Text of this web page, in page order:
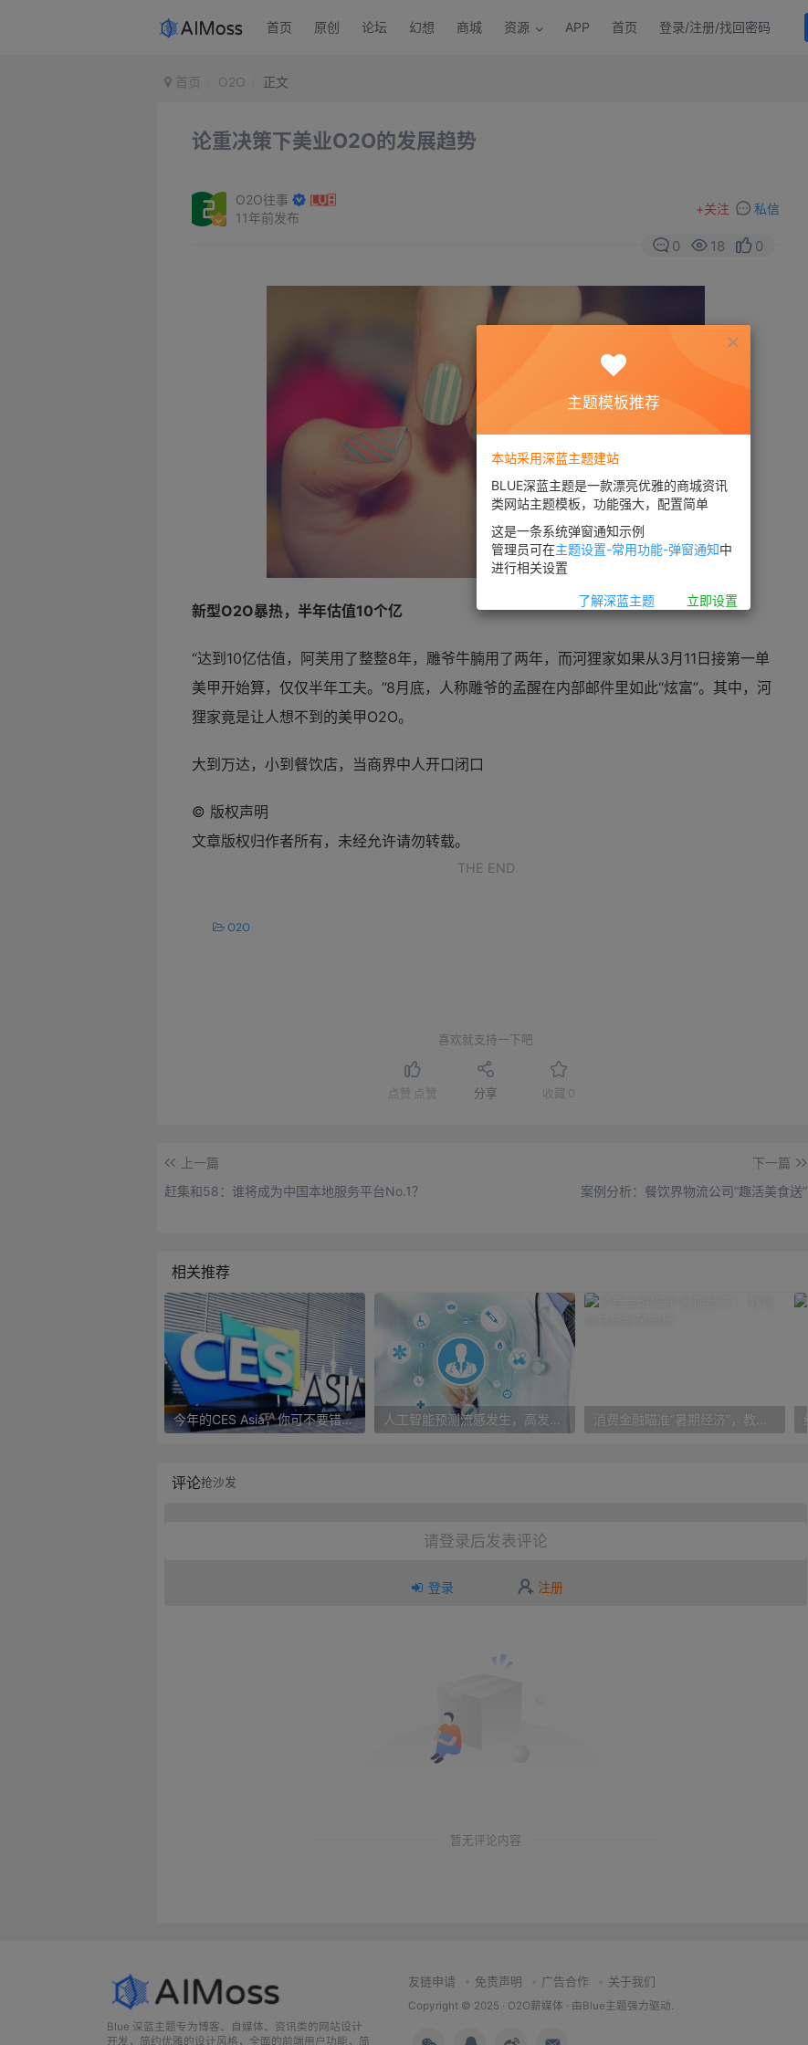
首页 原创 论坛 幻想 商城 资源 APP 首页 登录/注册/找回密码
首页 O2O 正文
论重决策下美业O2O的发展趋势
O2O往事
11年前发布
+关注 私信
0 18 0
新型O2O暴热，半年估值10个亿
“达到10亿估值，阿芙用了整整8年，雕爷牛腩用了两年，而河狸家如果从3月11日接第一单
美甲开始算，仅仅半年工夫。”8月底，人称雕爷的孟醒在内部邮件里如此“炫富”。其中，河
狸家竟是让人想不到的美甲O2O。
大到万达，小到 餐饮店，当商界中人开口闭口
© 版权声明
文章版权归作者所有，未经允许请勿转载。
THE END
O2O
喜欢就支持一下吧
点赞 点赞 分享 收藏 0
上一篇
赶集和58：谁将成为中国本地服务平台No.1？
下一篇
案例分析：餐饮界物流公司“趣活美食送”
相关推荐
今年的CES Asia，你可不要错过这些自动驾驶看点
评论抢沙发
请登录后发表评论
登录 注册
暂无评论内容
Blue 深蓝主题专为博客、自媒体、资讯类的网站设计
开发，简约优雅的设计风格，全面的前端用户功能，简
友链申请 免责声明 广告合作 关于我们
Copyright © 2025 · O2O薪媒体 · 由 Blue主题强力驱动.
主题模板推荐
本站采用深蓝主题建站
BLUE深蓝主题是一款漂亮优雅的商城资讯
类网站主题模板，功能强大，配置简单
这是一条系统弹窗通知示例
管理员可在主题设置-常用功能-弹窗通知中
进行相关设置
了解深蓝主题 立即设置